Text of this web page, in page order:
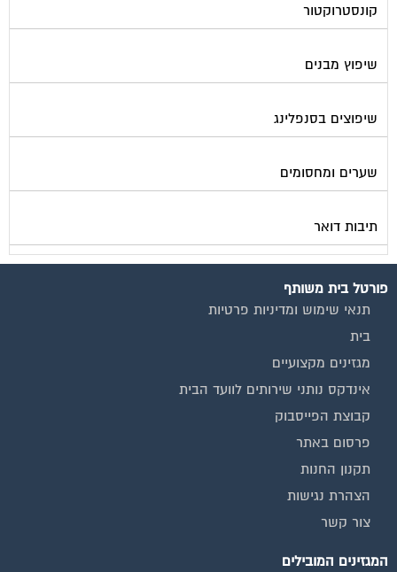
קונסטרוקטור
שיפוץ מבנים
שיפוצים בסנפלינג
שערים ומחסומים
תיבות דואר
פורטל בית משותף
תנאי שימוש ומדיניות פרטיות
בית
מגזינים מקצועיים
אינדקס נותני שירותים לוועד הבית
קבוצת הפייסבוק
פרסום באתר
תקנון החנות
הצהרת נגישות
צור קשר
המגזינים המובילים